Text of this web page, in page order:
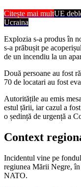
Citește mai multUE
Ucraina
Explozia s-a produs în
s-a prăbușit pe
de un incendiu la un
Două persoane au fost
70 de locatari au fost
Autoritățile au emis
estul țării, iar cazul a
o ședință de urgență a
Context
Incidentul vine pe
regiunea Mării Negre,
NATO.